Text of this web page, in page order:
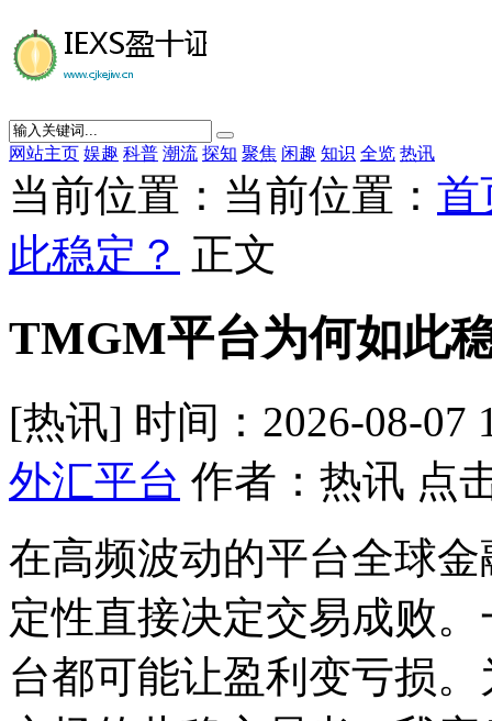
网站主页 娱趣 科普 潮流 探知 聚焦 闲趣 知识 全览 热讯
当前位置：当前位置： 首
此稳定？ 正文
TMGM平台为何如此
[热讯] 时间：2026-08-07
外汇平台 作者：热讯 点
在高频波动的平台全球
定性直接决定交易成败
台都可能让盈利变亏损